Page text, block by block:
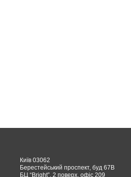
Київ 03062
Берестейський проспект, буд 67В
БЦ “Bright”, 2 поверх, офіс 209